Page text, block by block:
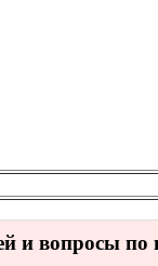
и вопросы